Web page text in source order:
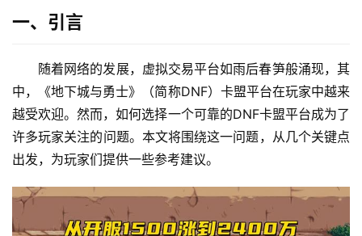
一、引言
随着网络的发展，虚拟交易平台如雨后春笋般涌现，其
中，《地下城与勇士》（简称DNF）卡盟平台在玩家中越来
越受欢迎。然而，如何选择一个可靠的DNF卡盟平台成为了
许多玩家关注的问题。本文将围绕这一问题，从几个关键点
出发，为玩家们提供一些参考建议。